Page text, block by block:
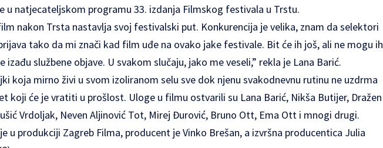
u natjecateljskom programu 33. izdanja Filmskog festivala u Trstu.
nakon Trsta nastavlja svoj festivalski put. Konkurencija je velika, znam da selektori
tako da mi znači kad film uđe na ovako jake festivale. Bit će ih još, ali ne mogu ih
izađu službene objave. U svakom slučaju, jako me veseli,” rekla je Lana Barić.
koja mirno živi u svom izoliranom selu sve dok njenu svakodnevnu rutinu ne uzdrma
koji će je vratiti u prošlost. Uloge u filmu ostvarili su Lana Barić, Nikša Butijer, Dražen
Vrdoljak, Neven Aljinović Tot, Mirej Đurović, Bruno Ott, Ema Ott i mnogi drugi.
u produkciji Zagreb Filma, producent je Vinko Brešan, a izvršna producentica Julia